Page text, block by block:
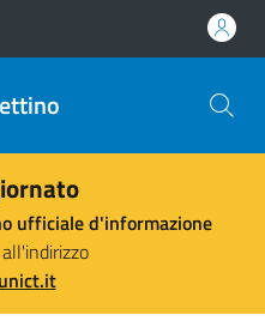
ufficiale d'informazione